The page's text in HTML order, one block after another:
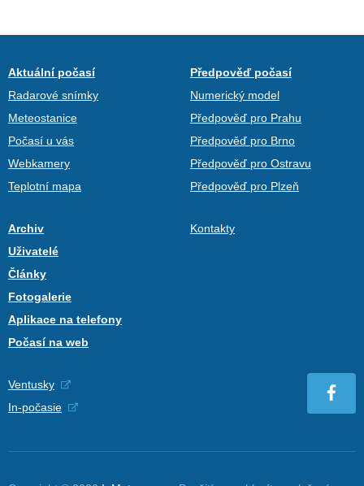
Aktuální počasí
Radarové snímky
Meteostanice
Počasí u vás
Webkamery
Teplotní mapa
Předpověď počasí
Numerický model
Předpověď pro Prahu
Předpověď pro Brno
Předpověď pro Ostravu
Předpověď pro Plzeň
Archiv
Uživatelé
Články
Fotogalerie
Aplikace na telefony
Počasí na web
Kontakty
Ventusky
In-počasie